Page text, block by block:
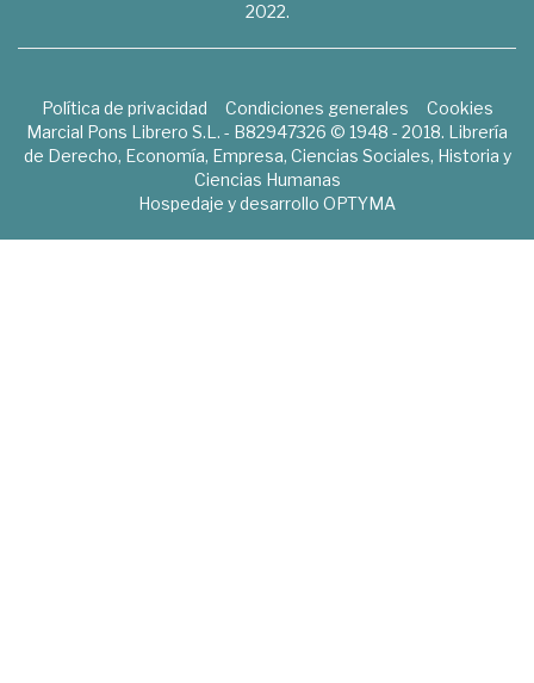
2022.
Política de privacidad Condiciones generales
Cookies
Marcial Pons Librero S.L. - B82947326 © 1948 - 2018. Librería
de Derecho, Economía, Empresa, Ciencias Sociales, Historia y
Ciencias Humanas
Hospedaje y desarrollo OPTYMA